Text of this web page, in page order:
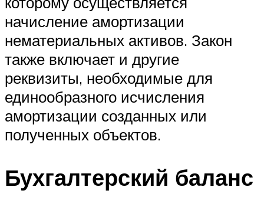
начисление амортизации
нематериальных активов. Закон
также включает и другие
реквизиты, необходимые для
единообразного исчисления
амортизации созданных или
полученных объектов.
Бухгалтерский баланс